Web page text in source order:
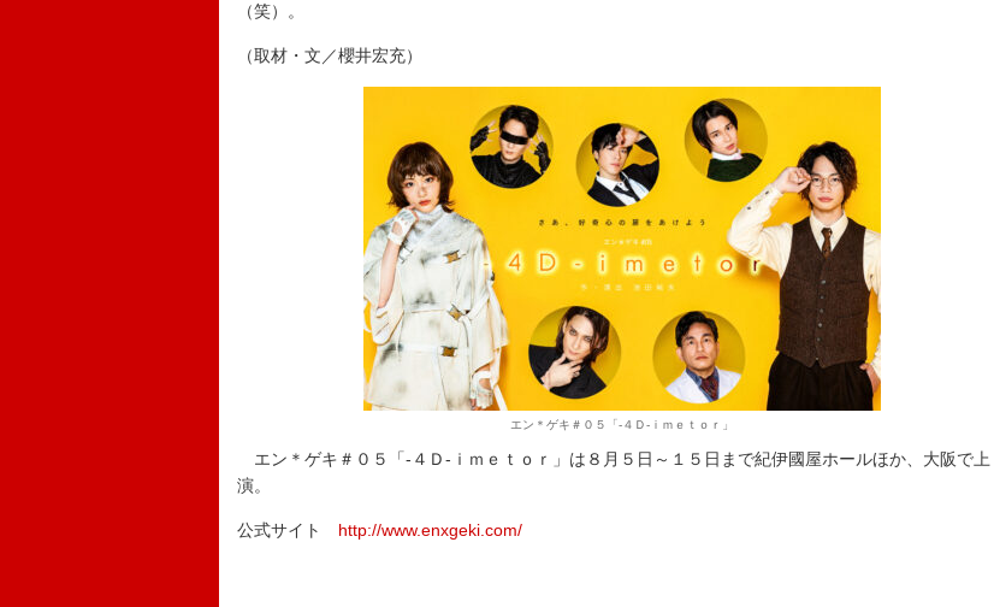
（笑）。
（取材・文／櫻井宏充）
エン＊ゲキ＃０５「‐４Ｄ‐ｉｍｅｔｏｒ」
エン＊ゲキ＃０５「‐４Ｄ‐ｉｍｅｔｏｒ」は８月５日～１５日まで紀伊國屋ホールほか、大阪で上
演。
公式サイト http://www.enxgeki.com/